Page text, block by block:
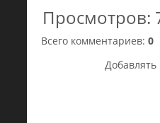
Просмотров:
Всего комментариев: 0
Добавлять